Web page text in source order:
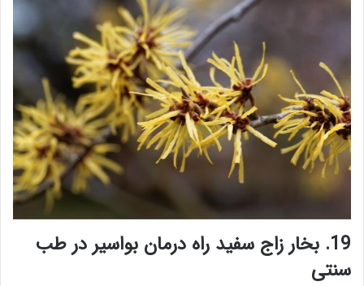
19. بخار زاج سفید راه درمان بواسیر در طب
سنتی